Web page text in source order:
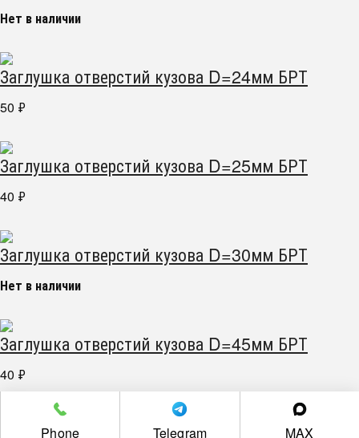
Нет в наличии
Заглушка отверстий кузова D=24мм БРТ
50 ₽
Заглушка отверстий кузова D=25мм БРТ
40 ₽
Заглушка отверстий кузова D=30мм БРТ
Нет в наличии
Заглушка отверстий кузова D=45мм БРТ
40 ₽
г. Челябинск пр. Победы 305Д/1 (2 этаж)
Phone Telegram MAX